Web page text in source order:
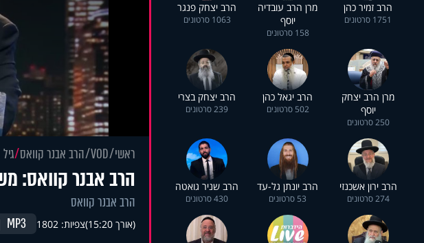
הרב זמיר כהן
1751 סרטונים
מרן הרב עובדיה
יוסף
158 סרטונים
הרב יצחק פנגר
1063 סרטונים
מרן הרב יצחק
יוסף
250 סרטונים
הרב יגאל כהן
502 סרטונים
הרב יצחק בצרי
239 סרטונים
הרב ירון אשכנזי
274 סרטונים
הרב יונתן גל-עד
53 סרטונים
הרב שניר גואטה
430 סרטונים
ראשי VOD הרב אבנר קוואס
הרב אבנר קוואס: משמר
הרב אבנר קוואס
(אורך 15:20) צפיות: 1802 MP3